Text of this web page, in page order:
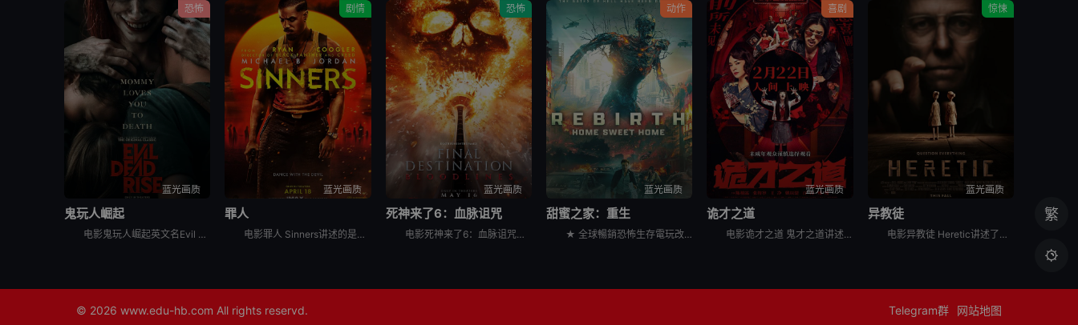
恐怖
蓝光画质
鬼玩人崛起
电影鬼玩人崛起英文名Evil Dead Rise，讲述了：一对感情疏离的姐妹终于重聚，姐姐艾莉（阿丽莎·萨瑟兰 Alyssa Sutherland 饰）意外被恶魔附体，妹妹贝丝（莉莉·沙利文 Li
剧情
蓝光画质
罪人
电影罪人 Sinners讲述的是：双胞胎兄弟（迈克尔·B·乔丹 Michael B. Jordan 饰）试图摆脱不愉快的过往，回到家乡想重新开始，但却发现更为恐怖的邪恶势力正等待着他们的回归……
恐怖
蓝光画质
死神来了6：血脉诅咒
电影死神来了6：血脉诅咒讲述了，大学生史蒂芬妮（凯特琳·桑塔·胡安娜 Kaitlyn Santa Juana 饰）饱受反复出现的暴力恶梦所困扰，于是决定回到家乡，寻找唯一可能打破这个循环的人，并拯
动作
蓝光画质
甜蜜之家：重生
★ 全球暢銷恐怖生存電玩改編首搬大銀幕！ &nbsp; &nbsp; &nbsp; &nbsp; &nbsp; &nbsp; &nbsp; &nbsp; &nbsp; &nbsp; &nbsp;
喜剧
蓝光画质
诡才之道
电影诡才之道 鬼才之道讲述的是：所有人都只关心闹鬼吓不吓人，却没人关心鬼闹得累不累。在著名闹鬼圣地“旺来温泉大饭店”414号房里，过气女鬼天后「凯萨琳」（张榕容 饰）和三流阴间经纪人「Makoto
惊悚
蓝光画质
异教徒
电影异教徒 Heretic讲述了两名女传教士被引诱到一个古怪危险的男人家里，试图改变他的信仰，开启了一场猫捉老鼠的游戏。
© 2026 www.edu-hb.com All rights reservd. Telegram群 网站地图
繁
